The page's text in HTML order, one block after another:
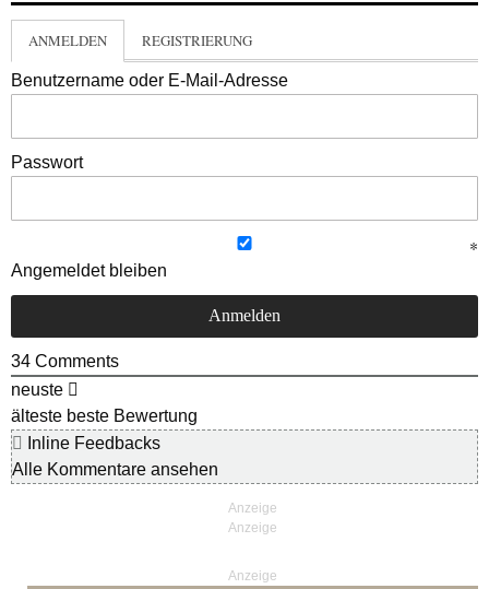
ANMELDEN REGISTRIERUNG
Benutzername oder E-Mail-Adresse
Passwort
Angemeldet bleiben
34 Comments
neuste
älteste beste Bewertung
Inline Feedbacks
Alle Kommentare ansehen
Anzeige